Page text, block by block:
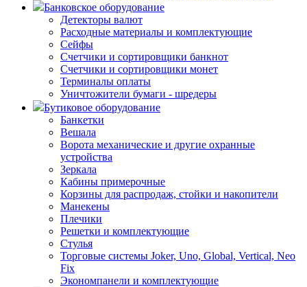
Банковское оборудование
Детекторы валют
Расходные материалы и комплектующие
Сейфы
Счетчики и сортировщики банкнот
Счетчики и сортировщики монет
Терминалы оплаты
Уничтожители бумаги - шредеры
Бутиковое оборудование
Банкетки
Вешала
Ворота механические и другие охранные
устройства
Зеркала
Кабины примерочные
Корзины для распродаж, стойки и накопители
Манекены
Плечики
Решетки и комплектующие
Стулья
Торговые системы Joker, Uno, Global, Vertical, Neo
Fix
Экономпанели и комплектующие